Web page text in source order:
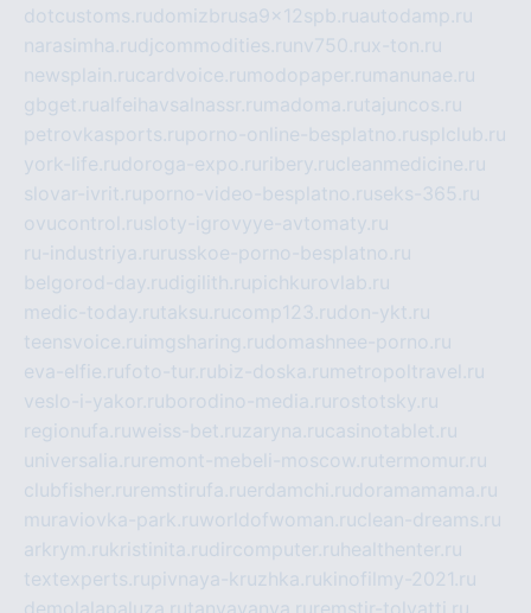
dotcustoms.rudomizbrusa9x12spb.ruautodamp.ru
narasimha.rudjcommodities.ru nv750.rux-ton.ru
newsplain.rucardvoice.ru modopaper.ru manunae.ru
gbget.rualfeihavsalnassr.ru madoma.rutajuncos.ru
petrovkasports.ruporno-online-besplatno.rusplclub.ru
york-life.rudoroga-expo.ru ribery.rucleanmedicine.ru
slovar-ivrit.ruporno-video-besplatno.ruseks-365.ru
ovucontrol.rusloty-igrovyye-avtomaty.ru
ru-industriya.ru russkoe-porno-besplatno.ru
belgorod-day.rudigilith.rupichkurovlab.ru
medic-today.rutaksu.rucomp123.rudon-ykt.ru
teensvoice.ru imgsharing.rudomashnee-porno.ru
eva-elfie.rufoto-tur.rubiz-doska.ru metropoltravel.ru
veslo-i-yakor.ruborodino-media.ru rostotsky.ru
regionufa.ruweiss-bet.ruzaryna.rucasinotablet.ru
universalia.ru remont-mebeli-moscow.rutermomur.ru
clubfisher.ru remstirufa.ruerdamchi.rudoramamama.ru
muraviovka-park.ruworldofwoman.ruclean-dreams.ru
arkrym.rukristinita.rudircomputer.ru healthenter.ru
textexperts.rupivnaya-kruzhka.rukinofilmy-2021.ru
demolalapaluza.rutanyavanya.ru remstir-tolyatti.ru